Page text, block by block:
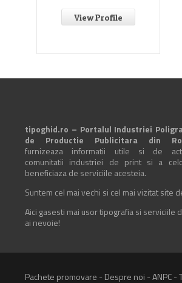
View Profile
tipoghid.ro – Portalul Industriei
de Productie Publicitara din
furnizeaza informatii utile si de
comunitatii industriei de print si a
beneficiaza de serviciile acesteia.
Suntem cel mai vechi si cel mai vizitat site
Aici gasesti mai usor tipografia si serviciile
ai nevoie!
Pachete promovare - Despre noi -ANPC-